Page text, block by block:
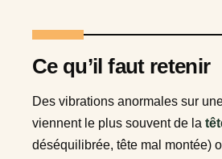
Ce qu’il faut retenir
Des vibrations anormales sur
viennent le plus souvent de la
déséquilibrée, tête mal montée)